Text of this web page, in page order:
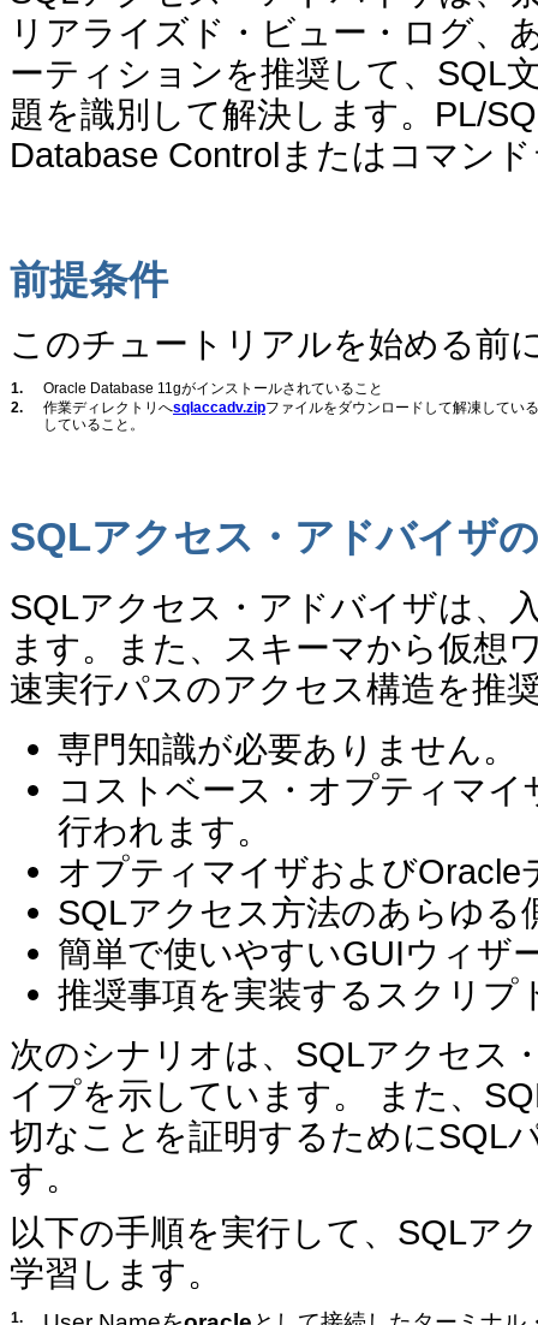
リアライズド・ビュー・ログ、
ーティションを推奨して、SQL
題を識別して解決します。PL/
Database Controlまたはコマン
前提条件
このチュートリアルを始める前
1.
Oracle Database 11gがインストールされていること
2.
作業ディレクトリへsqlaccadv.zipファイルをダウンロードして解凍してい
していること。
SQLアクセス・アドバイザ
SQLアクセス・アドバイザは、
ます。また、スキーマから仮想
速実行パスのアクセス構造を推
専門知識が必要ありません。
コストベース・オプティマ
行われます。
オプティマイザおよびOracle
SQLアクセス方法のあらゆ
簡単で使いやすいGUIウィザ
推奨事項を実装するスクリプ
次のシナリオは、SQLアクセス
イプを示しています。 また、
切なことを証明するためにSQL
す。
以下の手順を実行して、SQLア
学習します。
1.